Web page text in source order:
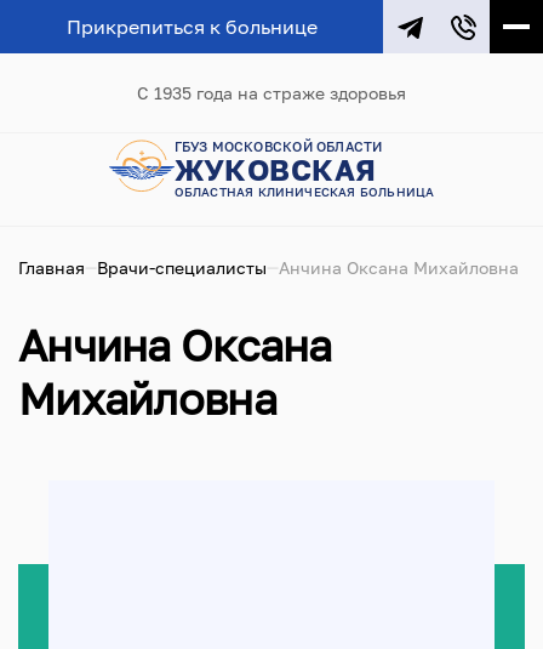
Прикрепиться к больнице
С 1935 года на страже здоровья
ГБУЗ МОСКОВСКОЙ ОБЛАСТИ
ЖУКОВСКАЯ
ОБЛАСТНАЯ КЛИНИЧЕСКАЯ БОЛЬНИЦА
Главная Врачи-специалисты Анчина Оксана Михайловна
Анчина Оксана
Михайловна